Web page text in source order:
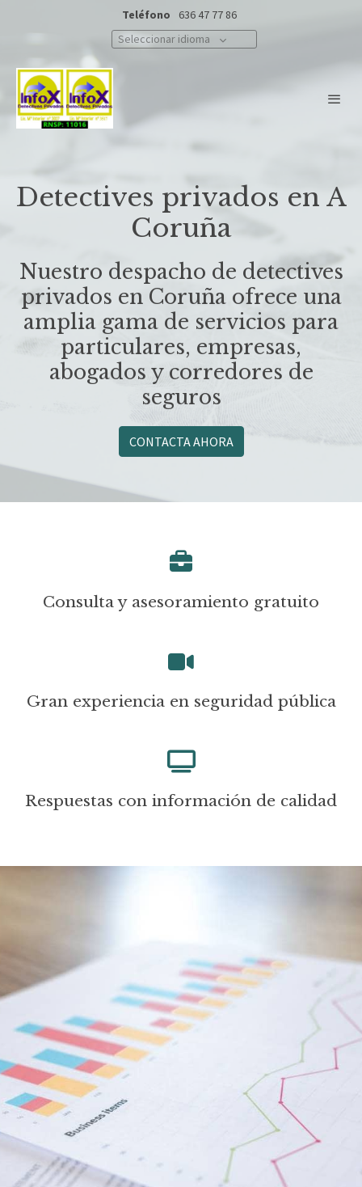
Teléfono
636 47 77 86
Seleccionar idioma
Detectives privados en A
Coruña
Nuestro despacho de detectives
privados en Coruña ofrece una
amplia gama de servicios para
particulares, empresas,
abogados y corredores de
seguros
CONTACTA AHORA
Consulta y asesoramiento gratuito
Gran experiencia en seguridad pública
Respuestas con información de calidad